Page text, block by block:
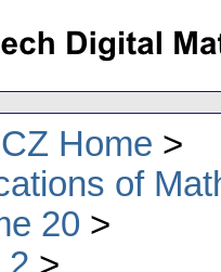
Home
of
20
2